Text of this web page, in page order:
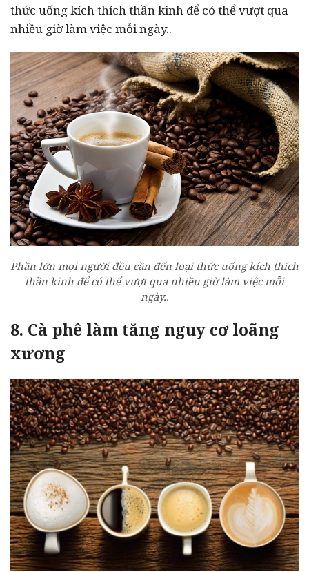
thức uống kích thích thần kinh để có thể vượt qua
nhiều giờ làm việc mỗi ngày..
Phần lớn mọi người đều cần đến loại thức uống kích thích
thần kinh để có thể vượt qua nhiều giờ làm việc mỗi
ngày..
8. Cà phê làm tăng nguy cơ loãng
xương